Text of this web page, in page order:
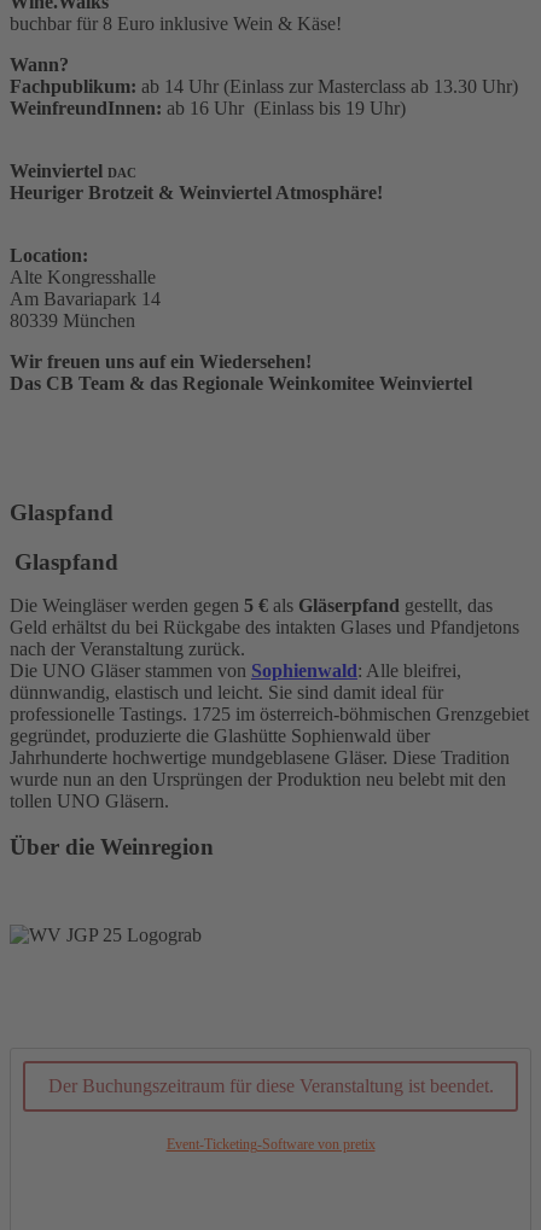
buchbar für 8 Euro inklusive Wein & Käse!
Wann?
Fachpublikum: ab 14 Uhr (Einlass zur Masterclass ab 13.30 Uhr)
WeinfreundInnen: ab 16 Uhr (Einlass bis 19 Uhr)
Weinviertel DAC
Heuriger Brotzeit & Weinviertel Atmosphäre!
Location:
Alte Kongresshalle
Am Bavariapark 14
80339 München
Wir freuen uns auf ein Wiedersehen!
Das CB Team & das Regionale Weinkomitee Weinviertel
Glaspfand
Glaspfand
Die Weingläser werden gegen 5 € als Gläserpfand gestellt, das
Geld erhältst du bei Rückgabe des intakten Glases und Pfandjetons
nach der Veranstaltung zurück.
Die UNO Gläser stammen von Sophienwald: Alle bleifrei,
dünnwandig, elastisch und leicht. Sie sind damit ideal für
professionelle Tastings. 1725 im österreich-böhmischen Grenzgebiet
gegründet, produzierte die Glashütte Sophienwald über
Jahrhunderte hochwertige mundgeblasene Gläser. Diese Tradition
wurde nun an den Ursprüngen der Produktion neu belebt mit den
tollen UNO Gläsern.
Über die Weinregion
Der Buchungszeitraum für diese Veranstaltung ist beendet.
Event-Ticketing-Software von pretix